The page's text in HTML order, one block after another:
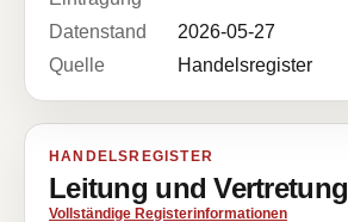
Datenstand
2026-05-27
Quelle
Handelsregister
HANDELSREGISTER
Leitung und Vertretung
Vollständige Registerinformationen